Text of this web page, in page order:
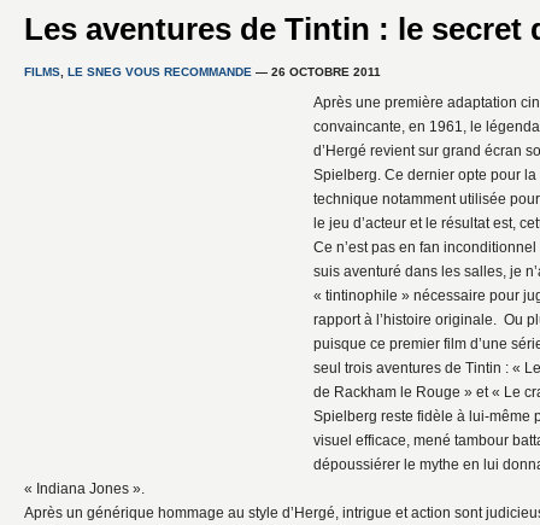
Les aventures de Tintin : le secret
FILMS LE SNEG VOUS RECOMMANDE — 26 OCTOBRE 2011
Après une première adaptation
convaincante, en 1961, le
d’Hergé revient sur grand écran
Spielberg. Ce dernier opte pour
technique notamment utilisée
le jeu d’acteur et le résultat est,
Ce n’est pas en fan
suis aventuré dans les salles, je
« tintinophile » nécessaire pour
rapport à l’histoire originale. Ou
puisque ce premier film d’une
seul trois aventures de Tintin : «
de Rackham le Rouge » et « Le
Spielberg reste fidèle à lui-même
visuel efficace, mené tambour
dépoussiérer le mythe en lui
« Indiana Jones ».
Après un générique hommage au style d’Hergé, intrigue et action sont